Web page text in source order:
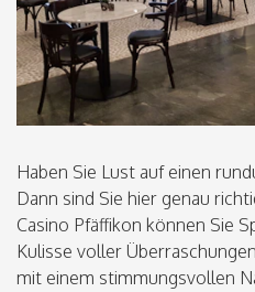
Haben Sie Lust auf einen
Dann sind Sie hier genau
Casino Pfäffikon können Sie
Kulisse voller
mit einem stimmungsvollen